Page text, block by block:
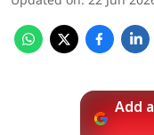
Add